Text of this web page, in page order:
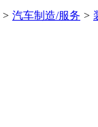
> 汽车制造/服务 >